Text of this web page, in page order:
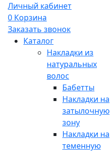
Личный кабинет
0 Корзина
Заказать звонок
Каталог
Накладки из
натуральных
волос
Бабетты
Накладки на
затылочную
зону
Накладки на
теменную